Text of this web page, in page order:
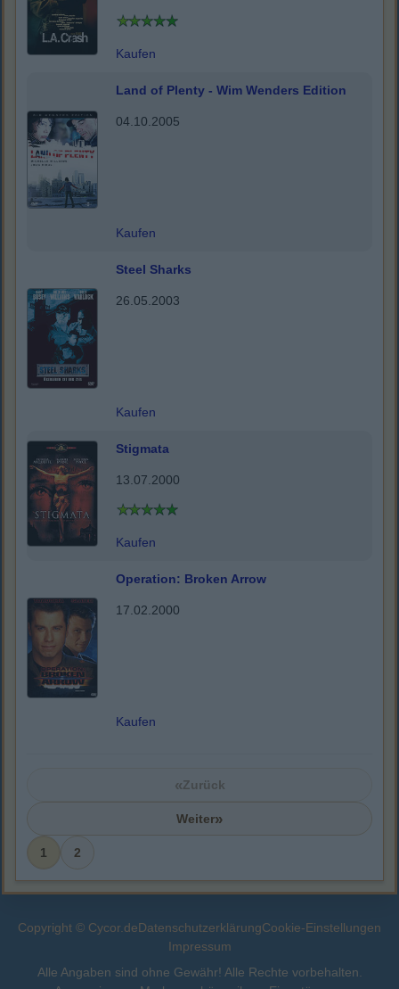
Kaufen
Land of Plenty - Wim Wenders Edition
04.10.2005
Kaufen
Steel Sharks
26.05.2003
Kaufen
Stigmata
13.07.2000
Kaufen
Operation: Broken Arrow
17.02.2000
Kaufen
«Zurück
1 2
Weiter»
Copyright © Cycor.deDatenschutzerklärungCookie-Einstellungen
Impressum
Alle Angaben sind ohne Gewähr! Alle Rechte vorbehalten.